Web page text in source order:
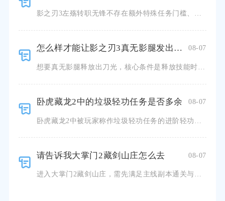
怎么样才能让影之刃3真无影腿发出刀光 08-07
卧虎藏龙2中的垃圾轻功任务是否多余 08-07
请告诉我大掌门2藏剑山庄怎么去 08-07
进入大掌门2藏剑山庄，需先满足主线副本通关与掌门等级双重解锁条件，解锁完成后通过游戏底部导航栏历练板